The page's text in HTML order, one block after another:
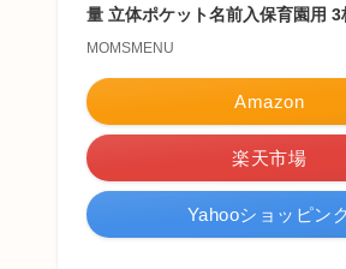
量 立体ポケット名前入保育園用 3
MOMSMENU
Amazon
楽天市場
Yahooショッピン